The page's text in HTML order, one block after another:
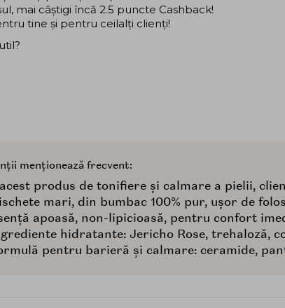
mai câștigi încă 2.5 puncte Cashback!
tine și pentru ceilalți clienți!
menționează frecvent:
produs de tonifiere și calmare a pielii,
mari, din bumbac 100% pur, ușor de
apoasă, non-lipicioasă, pentru confort
hidratante: Jericho Rose, trehaloză,
pentru barieră și calmare: ceramide,